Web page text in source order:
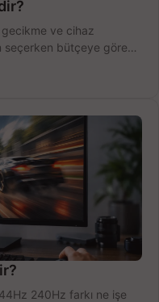
gecikme ve cihaz
seçerken bütçeye göre
240Hz farkı ne işe